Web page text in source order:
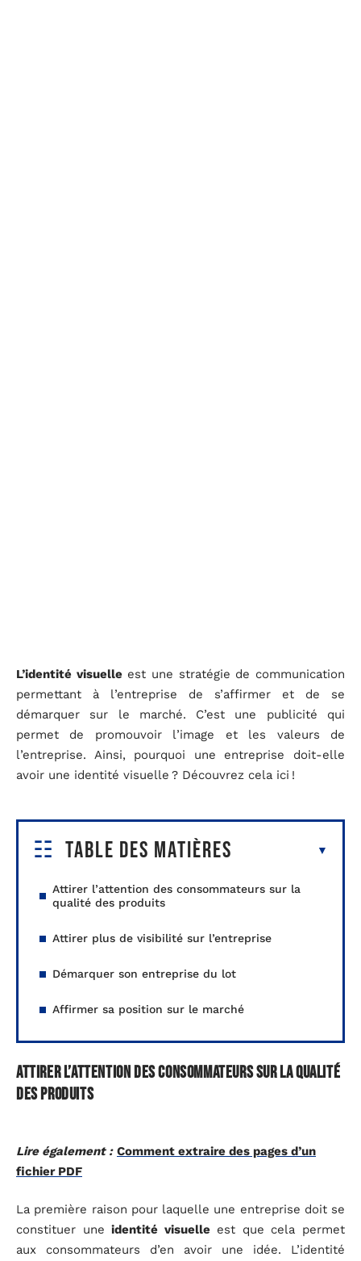
L’identité visuelleest une stratégie de communication
permettant à l’entreprise de s’affirmer et de se
démarquer sur le marché. C’est une publicité qui
permet de promouvoir l’image et les valeurs de
l’entreprise. Ainsi, pourquoi une entreprise doit-elle
avoir une identité visuelle ? Découvrez cela ici !
Table des matières
Attirer l’attention des consommateurs sur la
qualité des produits
Attirer plus de visibilité sur l’entreprise
Démarquer son entreprise du lot
Affirmer sa position sur le marché
Attirer l’attention des consommateurs sur la qualité
des produits
Lire également : Comment extraire des pages d’un
fichier PDF
La première raison pour laquelle une entreprise doit se
constituer uneidentité visuelleest que cela permet
aux consommateurs d’en avoir une idée. L’identité